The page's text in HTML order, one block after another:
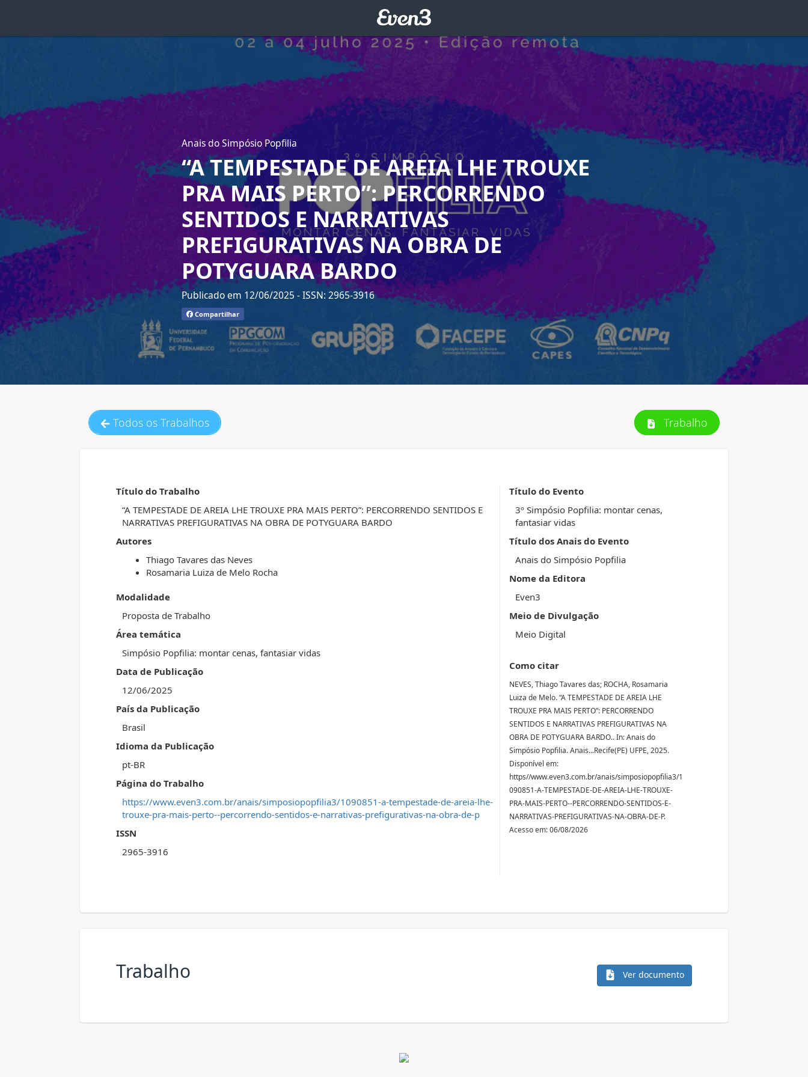
Anais do Simpósio Popfilia
“A TEMPESTADE DE AREIA LHE TROUXE
PRA MAIS PERTO”: PERCORRENDO
SENTIDOS E NARRATIVAS
PREFIGURATIVAS NA OBRA DE
POTYGUARA BARDO
Publicado em 12/06/2025- ISSN: 2965-3916
Compartilhar
Todos os Trabalhos Trabalho
Título do Trabalho
“A TEMPESTADE DE AREIA LHE TROUXE PRA MAIS PERTO”: PERCORRENDO SENTIDOS E
NARRATIVAS PREFIGURATIVAS NA OBRA DE POTYGUARA BARDO
Autores
Thiago Tavares das Neves
Rosamaria Luiza de Melo Rocha
Modalidade
Proposta de Trabalho
Área temática
Simpósio Popfilia: montar cenas, fantasiar vidas
Data de Publicação
12/06/2025
País da Publicação
Brasil
Idioma da Publicação
pt-BR
Página do Trabalho
https://www.even3.com.br/anais/simposiopopfilia3/1090851-a-tempestade-de-areia-lhe-
trouxe-pra-mais-perto--percorrendo-sentidos-e-narrativas-prefigurativas-na-obra-de-p
ISSN
2965-3916
Título do Evento
3º Simpósio Popfilia: montar cenas,
fantasiar vidas
Título dos Anais do Evento
Anais do Simpósio Popfilia
Nome da Editora
Even3
Meio de Divulgação
Meio Digital
Como citar
NEVES, Thiago Tavares das; ROCHA, Rosamaria
Luiza de Melo. “A TEMPESTADE DE AREIA LHE
TROUXE PRA MAIS PERTO”: PERCORRENDO
SENTIDOS E NARRATIVAS PREFIGURATIVAS NA
OBRA DE POTYGUARA BARDO.. In: Anais do
Simpósio Popfilia. Anais...Recife(PE) UFPE, 2025.
Disponível em:
https//www.even3.com.br/anais/simposiopopfilia3/1
090851-A-TEMPESTADE-DE-AREIA-LHE-TROUXE-
PRA-MAIS-PERTO--PERCORRENDO-SENTIDOS-E-
NARRATIVAS-PREFIGURATIVAS-NA-OBRA-DE-P.
Acesso em: 06/08/2026
Trabalho Ver documento